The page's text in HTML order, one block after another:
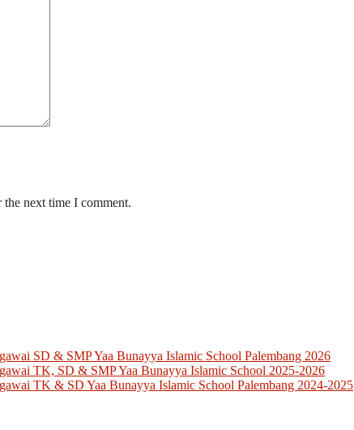
next time I comment.
SD & SMP Yaa Bunayya Islamic School Palembang 2026
TK, SD & SMP Yaa Bunayya Islamic School 2025-2026
TK & SD Yaa Bunayya Islamic School Palembang 2024-2025